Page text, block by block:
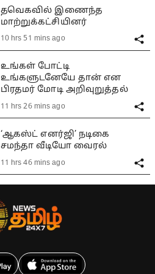
தவெகவில் இணைந்த
மாற்றுக்கட்சியினர்
10 hrs 51 mins ago
உங்கள் போட்டி
உங்களுடனேயே தான் என
பிரதமர் மோடி அறிவுறுத்தல்
11 hrs 26 mins ago
‘ஆகஸ்ட் எனர்ஜி’ நடிகை
சமந்தா வீடியோ வைரல்
11 hrs 46 mins ago